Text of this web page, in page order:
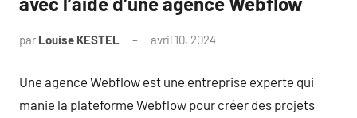
par Louise KESTEL avril 10, 2024
Une agence Webflow est une entreprise experte qui
manie la plateforme Webflow pour créer des projets